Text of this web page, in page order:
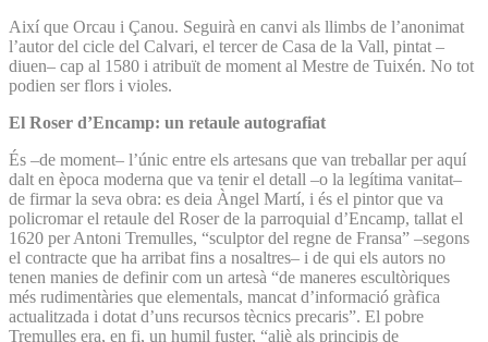
Així que Orcau i Çanou. Seguirà en canvi als llimbs de l’anonimat
l’autor del cicle del Calvari, el tercer de Casa de la Vall, pintat –
diuen– cap al 1580 i atribuït de moment al Mestre de Tuixén. No tot
podien ser flors i violes.
El Roser d’Encamp: un retaule autografiat
És –de moment– l’únic entre els artesans que van treballar per aquí
dalt en època moderna que va tenir el detall –o la legítima vanitat–
de firmar la seva obra: es deia Àngel Martí, i és el pintor que va
policromar el retaule del Roser de la parroquial d’Encamp, tallat el
1620 per Antoni Tremulles, “sculptor del regne de Fransa” –segons
el contracte que ha arribat fins a nosaltres– i de qui els autors no
tenen manies de definir com un artesà “de maneres escultòriques
més rudimentàries que elementals, mancat d’informació gràfica
actualitzada i dotat d’uns recursos tècnics precaris”. El pobre
Tremulles era, en fi, un humil fuster, “aliè als principis de